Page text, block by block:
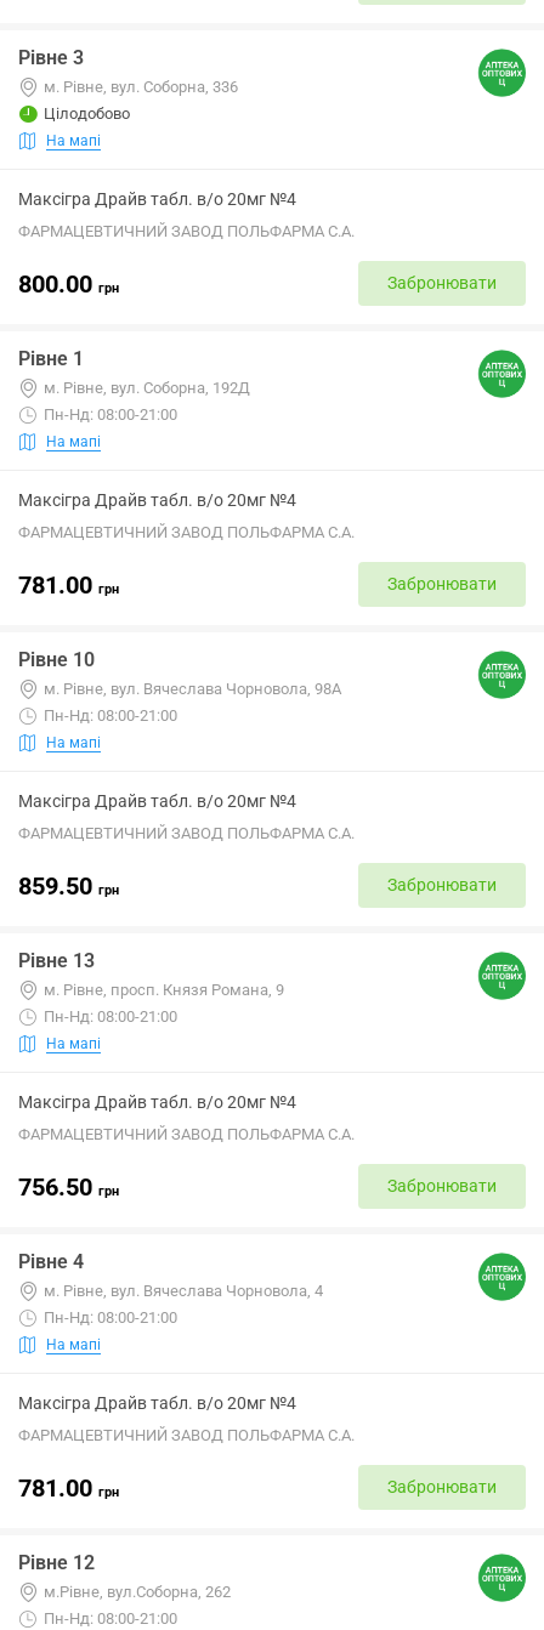
Рівне 3
м. Рівне, вул. Соборна, 336
Цілодобово
На мапі
Максігра Драйв табл. в/о 20мг №4
ФАРМАЦЕВТИЧНИЙ ЗАВОД ПОЛЬФАРМА С.А.
800.00 грн Забронювати
Рівне 1
м. Рівне, вул. Соборна, 192Д
Пн-Нд: 08:00-21:00
На мапі
Максігра Драйв табл. в/о 20мг №4
ФАРМАЦЕВТИЧНИЙ ЗАВОД ПОЛЬФАРМА С.А.
781.00 грн Забронювати
Рівне 10
м. Рівне, вул. Вячеслава Чорновола, 98А
Пн-Нд: 08:00-21:00
На мапі
Максігра Драйв табл. в/о 20мг №4
ФАРМАЦЕВТИЧНИЙ ЗАВОД ПОЛЬФАРМА С.А.
859.50 грн Забронювати
Рівне 13
м. Рівне, просп. Князя Романа, 9
Пн-Нд: 08:00-21:00
На мапі
Максігра Драйв табл. в/о 20мг №4
ФАРМАЦЕВТИЧНИЙ ЗАВОД ПОЛЬФАРМА С.А.
756.50 грн Забронювати
Рівне 4
м. Рівне, вул. Вячеслава Чорновола, 4
Пн-Нд: 08:00-21:00
На мапі
Максігра Драйв табл. в/о 20мг №4
ФАРМАЦЕВТИЧНИЙ ЗАВОД ПОЛЬФАРМА С.А.
781.00 грн Забронювати
Рівне 12
м.Рівне, вул.Соборна, 262
Пн-Нд: 08:00-21:00